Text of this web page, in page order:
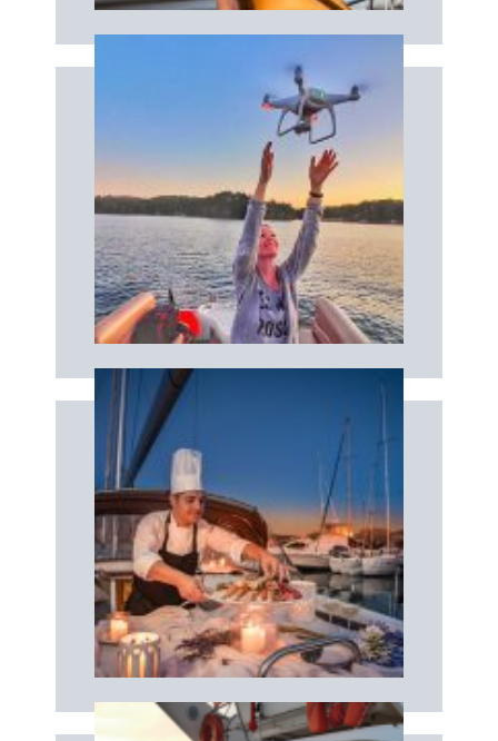
Une séance photos & vidéos unique
depuis les airs !
Livro
FORNECEDOR
Desfrute de um brunch, almoço ou jantar
à sua medida
Livro